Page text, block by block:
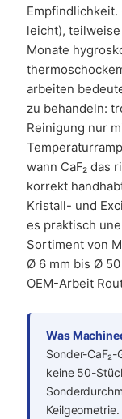
Empfindlichkeit.
leicht),
Monate
arbeiten
zu behandeln:
Reinigung nur
wann CaF₂ das
korrekt
Kristall- und
es praktisch
Sortiment von
Ø 6 mm bis Ø
OEM-Arbeit
Was
Sonder-
keine 50-